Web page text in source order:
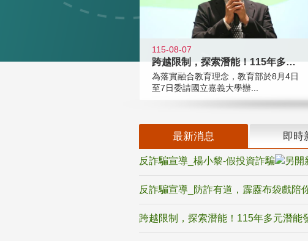
115-08-07
跨越限制，探索潛能！115年多元潛
為落實融合教育理念，教育部於8月4日
至7日委請國立嘉義大學辦...
最新消息 即時
反詐騙宣導_楊小黎-假投資詐騙
反詐騙宣導_防詐有道，霹靂布袋戲陪
跨越限制，探索潛能！115年多元潛能